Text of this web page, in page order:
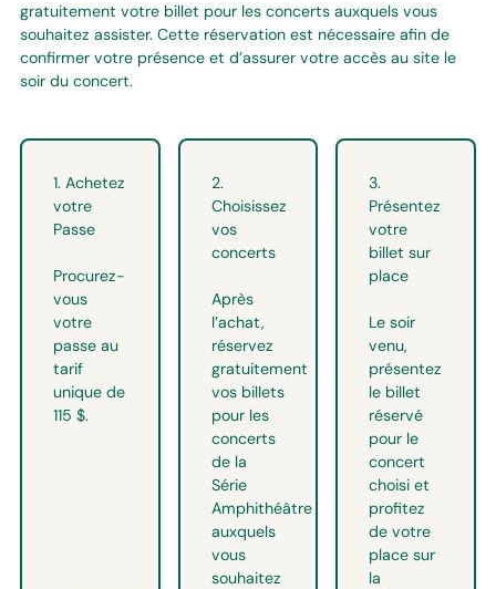
gratuitement votre billet pour les concerts auxquels vous
souhaitez assister. Cette réservation est nécessaire afin de
confirmer votre présence et d’assurer votre accès au site le
soir du concert.
1. Achetez
votre
Passe
Procurez-
vous
votre
passe au
tarif
unique de
115 $.
2.
Choisissez
vos
concerts
Après
l’achat,
réservez
gratuitement
vos billets
pour les
concerts
de la
Série
Amphithéâtre
auxquels
vous
souhaitez
3.
Présentez
votre
billet sur
place
Le soir
venu,
présentez
le billet
réservé
pour le
concert
choisi et
profitez
de votre
place sur
la